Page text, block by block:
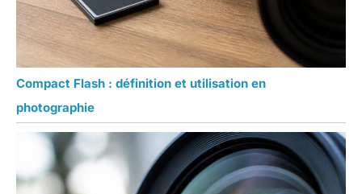
Compact Flash : définition et utilisation en
photographie